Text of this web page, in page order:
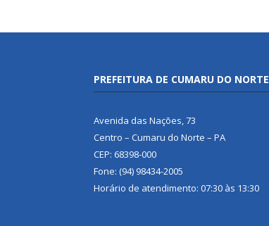
PREFEITURA DE CUMARU DO NORTE
Avenida das Nações, 73
Centro – Cumaru do Norte – PA
CEP: 68398-000
Fone: (94) 98434-2005
Horário de atendimento: 07:30 às 13:30